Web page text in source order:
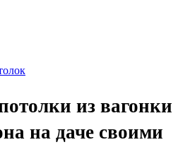
из вагонки
на даче своими